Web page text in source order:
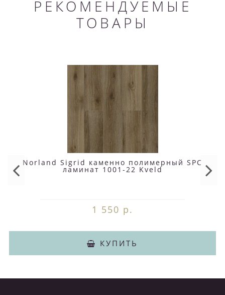
РЕКОМЕНДУЕМЫЕ
ТОВАРЫ
Norland Sigrid каменно полимерный SPC
ламинат 1001-22 Kveld
1 550 р.
КУПИТЬ